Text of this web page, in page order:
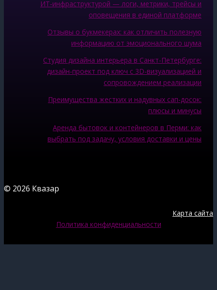
ИТ‑инфраструктурой — логи, метрики, трейсы и
оповещения в единой платформе
Отзывы о букмекерах: как отличить полезную
информацию от эмоционального шума
Студия дизайна интерьера в Санкт-Петербурге:
дизайн-проект под ключ с 3D-визуализацией и
сопровождением реализации
Преимущества жестких и надувных сап-досок:
плюсы и минусы
Аренда бытовок и контейнеров в Перми: как
выбрать под задачу, условия доставки и цены
© 2026 Квазар
Карта сайта
Политика конфиденциальности